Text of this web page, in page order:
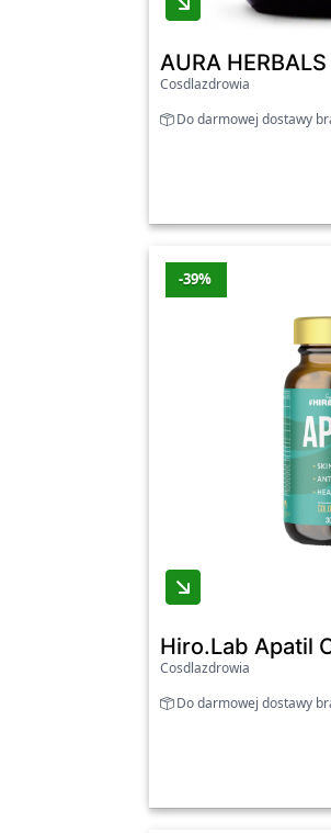
AURA
Cosdlazdrowia
Do darmowej dostawy
-39%
Hiro.Lab Apatil
Cosdlazdrowia
Do darmowej dostawy